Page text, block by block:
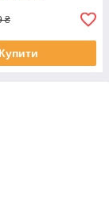
₴
Купити